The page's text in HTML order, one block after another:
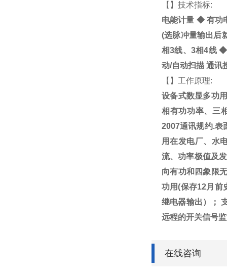
【 】技术指标:
电能计量 ◆有功
(选脉冲量输出后
相3线、3相4线 ◆
动/自动扫描 通讯
【 】工作原理:
设备式数显多功
相有功功率、三
2007通讯规约.表
用在发电厂、水
流、功率极值及
向有功和四象限
功用(保存12月前
继电器输出）；
远程的开关信号
在线咨询